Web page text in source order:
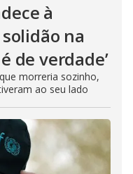
à
na
de verdade’
morreria sozinho,
ao seu lado